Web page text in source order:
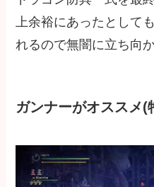
上余裕にあったとして
れるので無闇に立ち向
ガンナーがオススメ(